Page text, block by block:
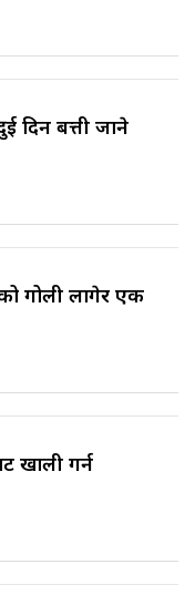
दिन बत्ती जाने
गोली लागेर एक
खाली गर्न